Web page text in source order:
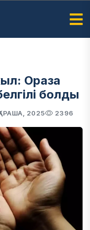
Ораза
болды
2025 2396